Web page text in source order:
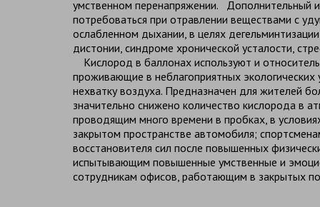
умственном перенапряжении. Дополнительный
потребоваться при отравлении веществами с
ослабленном дыхании, в целях
дистонии, синдроме хронической усталости,
Кислород в баллонах используют и
проживающие в неблагоприятных
нехватку воздуха. Предназначен для жителей
значительно снижено количество кислорода в
проводящим много времени в пробках, в
закрытом пространстве автомобиля;
восстановителя сил после повышенных
испытывающим повышенные умственные и
сотрудникам офисов, работающим в закрытых